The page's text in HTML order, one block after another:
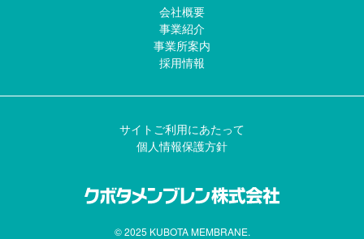
会社概要
事業紹介
事業所案内
採用情報
サイトご利用にあたって
個人情報保護方針
© 2025 KUBOTA MEMBRANE.